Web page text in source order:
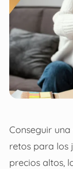
Conseguir
retos para los
precios altos,